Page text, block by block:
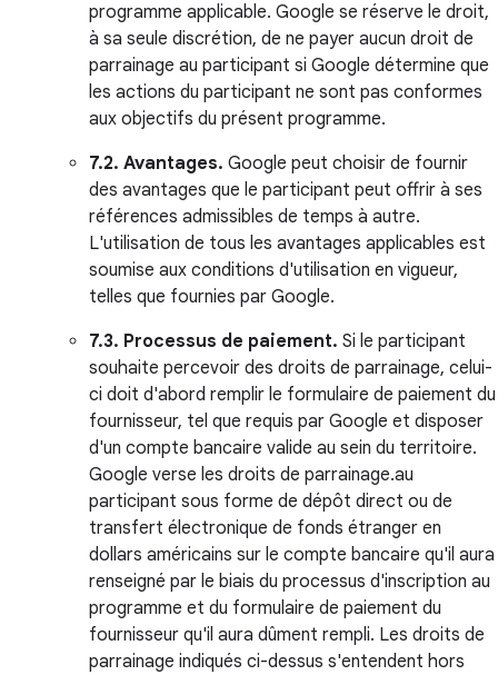
programme applicable. Google se réserve le droit,
à sa seule discrétion, de ne payer aucun droit de
parrainage au participant si Google détermine que
les actions du participant ne sont pas conformes
aux objectifs du présent programme.
7.2. Avantages. Google peut choisir de fournir
des avantages que le participant peut offrir à ses
références admissibles de temps à autre.
L'utilisation de tous les avantages applicables est
soumise aux conditions d'utilisation en vigueur,
telles que fournies par Google.
7.3. Processus de paiement. Si le participant
souhaite percevoir des droits de parrainage, celui-
ci doit d'abord remplir le formulaire de paiement du
fournisseur, tel que requis par Google et disposer
d'un compte bancaire valide au sein du territoire.
Google verse les droits de parrainage.au
participant sous forme de dépôt direct ou de
transfert électronique de fonds étranger en
dollars américains sur le compte bancaire qu'il aura
renseigné par le biais du processus d'inscription au
programme et du formulaire de paiement du
fournisseur qu'il aura dûment rempli. Les droits de
parrainage indiqués ci-dessus s'entendent hors